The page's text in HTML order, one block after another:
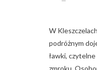
W
podróżnym
ławki,